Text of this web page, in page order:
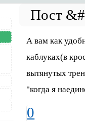
А вам как
каблуках(в
вытянутых
"когда я
0